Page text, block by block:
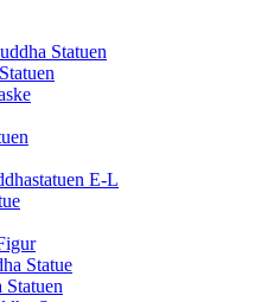
Statuen
E-L
Statue
Statuen